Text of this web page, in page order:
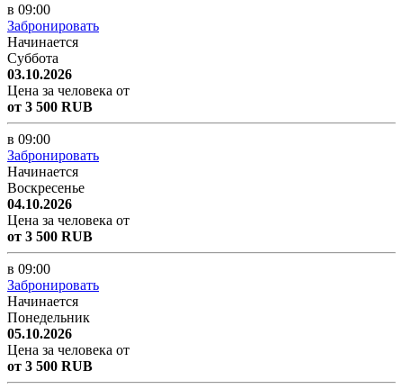
в 09:00
Забронировать
Начинается
Суббота
03.10.2026
Цена за человека от
от 3 500 RUB
в 09:00
Забронировать
Начинается
Воскресенье
04.10.2026
Цена за человека от
от 3 500 RUB
в 09:00
Забронировать
Начинается
Понедельник
05.10.2026
Цена за человека от
от 3 500 RUB